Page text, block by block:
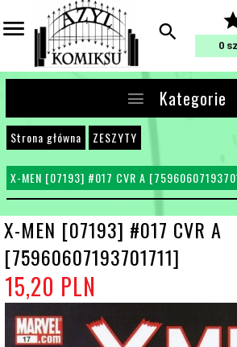
0
Kategorie
Strona główna ZESZYTY
X-MEN [07193] #017 CVR A
X-MEN [07193] #017 CVR A
[75960607193701711]
15,20 PLN